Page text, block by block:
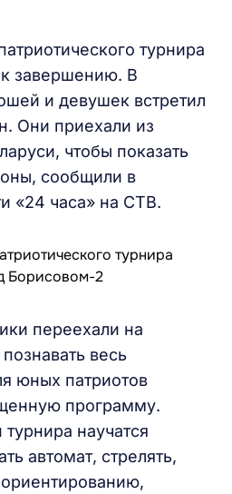
турнира
завершению. В
и девушек встретил
Они приехали из
чтобы показать
сообщили в
«24 часа» на СТВ.
переехали на
весь
юных патриотов
программу.
научатся
автомат, стрелять,